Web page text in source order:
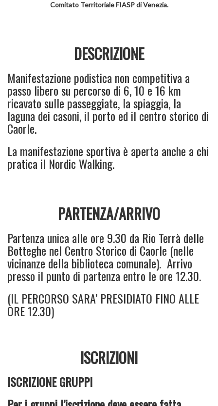
Comitato Territoriale FIASP di Venezia.
DESCRIZIONE
Manifestazione podistica non competitiva a
passo libero su percorso di 6, 10 e 16 km
ricavato sulle passeggiate, la spiaggia, la
laguna dei casoni, il porto ed il centro storico di
Caorle.
La manifestazione sportiva è aperta anche a chi
pratica il Nordic Walking.
PARTENZA/ARRIVO
Partenza unica alle ore 9.30 da Rio Terrà delle
Botteghe nel Centro Storico di Caorle (nelle
vicinanze della biblioteca comunale). Arrivo
presso il punto di partenza entro le ore 12.30.
(IL PERCORSO SARA’ PRESIDIATO FINO ALLE
ORE 12.30)
ISCRIZIONI
ISCRIZIONE GRUPPI